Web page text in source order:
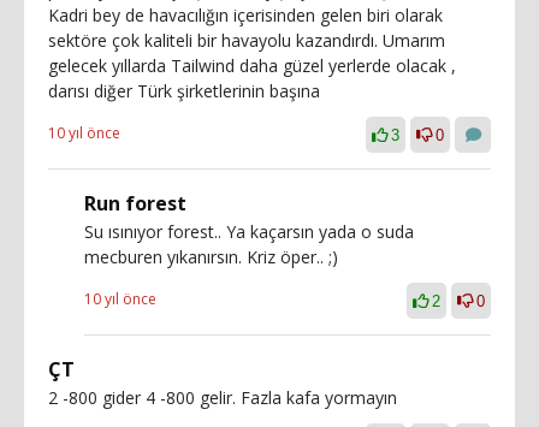
Kadri bey de havacılığın içerisinden gelen biri olarak
sektöre çok kaliteli bir havayolu kazandırdı. Umarım
gelecek yıllarda Tailwind daha güzel yerlerde olacak ,
darısı diğer Türk şirketlerinin başına
10 yıl önce 3 0
Run forest
Su ısınıyor forest.. Ya kaçarsın yada o suda
mecburen yıkanırsın. Kriz öper.. ;)
10 yıl önce 2 0
ÇT
2 -800 gider 4 -800 gelir. Fazla kafa yormayın